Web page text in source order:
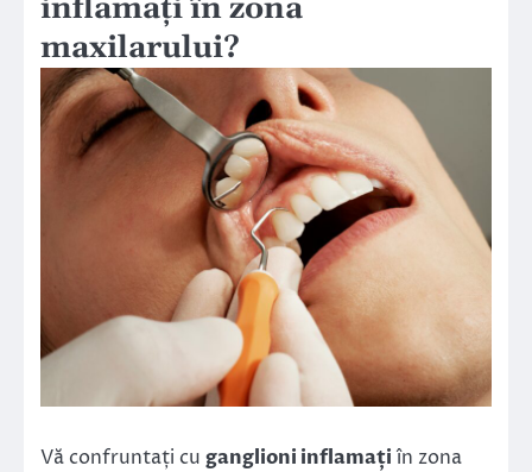
inflamați în zona
maxilarului?
Vă confruntați cu ganglioni inflamațiîn zona